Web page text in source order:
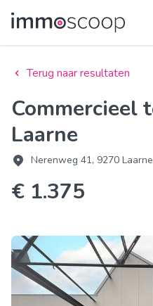
Terug naar resultaten
Commercieel te huur in
Laarne
Nerenweg 41, 9270 Laarne
€ 1.375